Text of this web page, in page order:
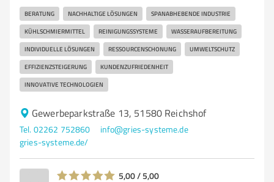
BERATUNG NACHHALTIGE LÖSUNGEN SPANABHEBENDE INDUSTRIE
KÜHLSCHMIERMITTEL REINIGUNGSSYSTEME WASSERAUFBEREITUNG
INDIVIDUELLE LÖSUNGEN RESSOURCENSCHONUNG UMWELTSCHUTZ
EFFIZIENZSTEIGERUNG KUNDENZUFRIEDENHEIT
INNOVATIVE TECHNOLOGIEN
Gewerbeparkstraße 13, 51580 Reichshof
Tel. 02262 752860
info@gries-systeme.de
gries-systeme.de/
5,00 / 5,00